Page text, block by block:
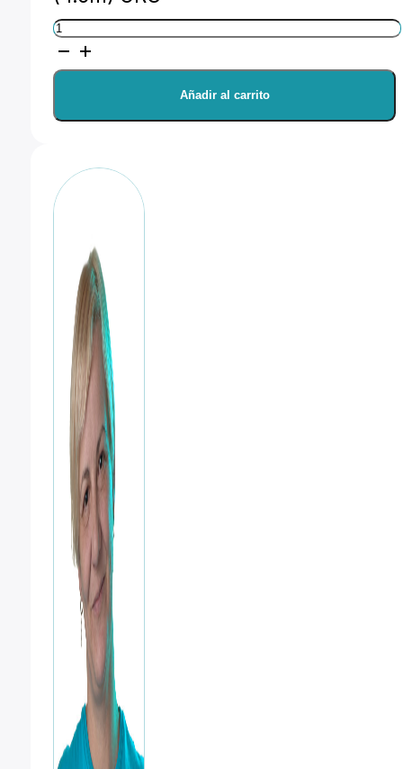
TetherTools
Cable
TetherPro
USB
USB-
cantidad
Añadir al carrito